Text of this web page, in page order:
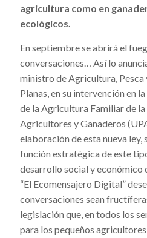
agricultura como en
ecológicos.
En septiembre se abrirá el
conversaciones… Así lo
ministro de Agricultura, Pesca
Planas, en su intervención en
de la Agricultura Familiar de la
Agricultores y Ganaderos
elaboración de esta nueva
función estratégica de este
desarrollo social y económico
“El Ecomensajero Digital”
conversaciones sean
legislación que, en todos los
para los pequeños